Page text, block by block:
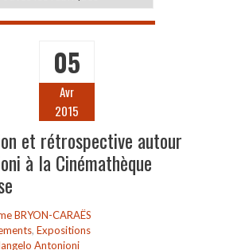
05
Avr
2015
et rétrospective autour
à la Cinémathèque
BRYON-CARAËS
, Expositions
Antonioni